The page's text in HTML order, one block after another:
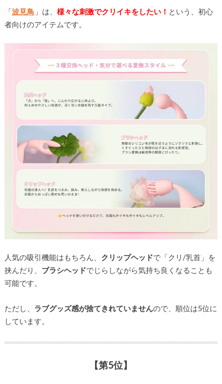
「波見鳥 」は、 様々な刺激でクリイキをしたい！ という、初心
者向けのアイテムです。
人気の吸引機能はもちろん、 クリップヘッドで「クリ/乳首」を
挟んだり、 ブラシヘッドでじらしながら気持ち良くなることも
可能です。
ただし、 ラブグッズ感が捨てきれていませんので、順位は5位に
しています。
【第5位】